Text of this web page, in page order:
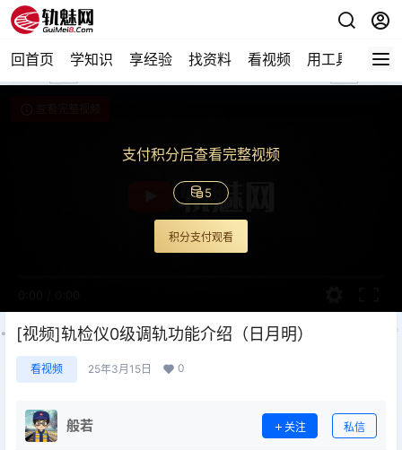
回首页 学知识 享经验 找资料 看视频 用工具 论技
支付积分后查看完整视频
5
积分支付观看
[视频]轨检仪0级调轨功能介绍（日月明）
看视频 25年3月15日 0
般若 关注 私信